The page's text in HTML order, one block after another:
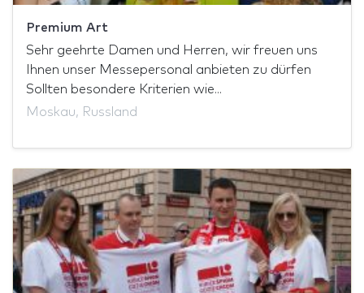
Premium Art
Sehr geehrte Damen und Herren, wir freuen uns
Ihnen unser Messepersonal anbieten zu dürfen
Sollten besondere Kriterien wie...
Moskau, Russland